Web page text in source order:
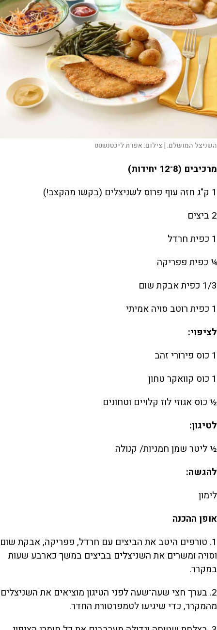
השניצל המושלם. | צילום:אפרת ליכטנשטט
מרכיבים (8־12 יחידות)
1 ק"ג חזה עוף פרוס לשניצלים (בקשו מהקצב!)
2 ביצים
1 כפית חרדל
¼ כפית פפריקה
1/3 כפית אבקת שום
1 כפית רוטב סויה אמיתי
לציפוי:
1 כוס פירורי זהב
1 כוס קוואקר טחון
½ כוס אגוזי לוז קלויים וטחונים
לטיגון:
½ ליטר שמן חמניות/ קנולה
להגשה:
לימון
אופן ההכנה
1. טורפים היטב את הביצים עם חרדל, פפריקה, אבקת שום
וסויה ומשרים את השניצלים בביצים במשך כארבע שעות
במקרר.
2. בערך חצי שעה־שעה לפני הטיגון מוציאים את השניצלים
מהמקרר, כדי שיגיעו לטמפרטורת החדר.